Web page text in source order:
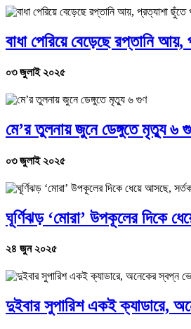
বাধা পেরিয়ে বেড়েছে রপ্তানি আয়,
০৩ জুলাই ২০২৫
মে’র তুলনায় জুনে ডেঙ্গুতে মৃত্যু ৬
০৩ জুলাই ২০২৫
ঘূর্ণিঝড় ‘মোরা’ উপকূলের দিকে
২৪ জুন ২০২৫
দুইবার সুপারিশ একই ক্যাডারে,